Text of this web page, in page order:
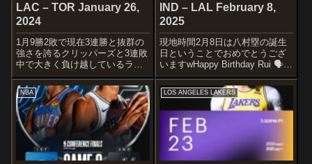
LAC – TOR January 26,
2024
1月9勝2敗で現在3連勝と抜群の
強さを誇るクリッパーズと3連敗
中で大きく負け越しているラプ
ターズの一戦です。
STARTERSLOS ANGELES
CLIPPERSJames
HardenTerance MannPaul
GeorgeKaw...
IND – LAL February 8,
2025
現地時間2月8日は八村塁の誕生
日ということでおめでとうござ
いますwHappy Birthday Rui 🗣️誕
生日おめでとう、塁！
pic.twitter.com/cFnnMALwMX—
Los Angeles Lakers (@Laker...
NBA LOS ANGELES LAKERS